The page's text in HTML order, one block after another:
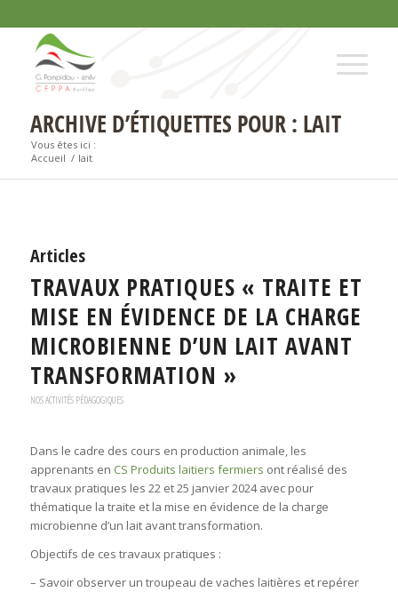
ARCHIVE D’ÉTIQUETTES POUR : LAIT
Vous êtes ici :
Accueil / lait
Articles
TRAVAUX PRATIQUES « TRAITE ET
MISE EN ÉVIDENCE DE LA CHARGE
MICROBIENNE D’UN LAIT AVANT
TRANSFORMATION »
NOS ACTIVITÉS PÉDAGOGIQUES
Dans le cadre des cours en production animale, les
apprenants en CS Produits laitiers fermiers ont réalisé des
travaux pratiques les 22 et 25 janvier 2024 avec pour
thématique la traite et la mise en évidence de la charge
microbienne d’un lait avant transformation.
Objectifs de ces travaux pratiques :
– Savoir observer un troupeau de vaches laitières et repérer